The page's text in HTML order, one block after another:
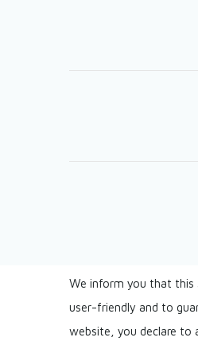
We inform you that this
user-friendly and to
website, you declare to